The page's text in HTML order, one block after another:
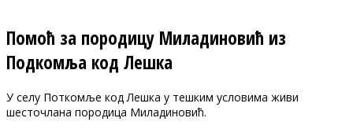
Помоћ за породицу Миладиновић из
Подкомља код Лешка
У селу Поткомље код Лешка у тешким условима живи
шесточлана породица Миладиновић.